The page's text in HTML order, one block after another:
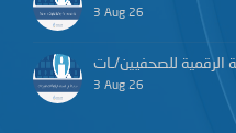
3 Aug 26
للصحفيين/ـات
3 Aug 26